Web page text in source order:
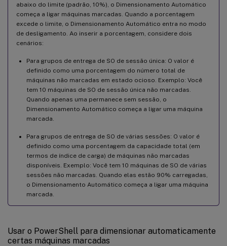
abaixo do limite (padrão, 10%), o Dimensionamento Automático
começa a ligar máquinas marcadas. Quando a porcentagem
excede o limite, o Dimensionamento Automático entra no modo
de desligamento. Ao inserir a porcentagem, considere dois
cenários:
Para grupos de entrega de SO de sessão única: O valor é
definido como uma porcentagem do número total de
máquinas não marcadas em estado ocioso. Exemplo: Você
tem 10 máquinas de SO de sessão única não marcadas.
Quando apenas uma permanece sem sessão, o
Dimensionamento Automático começa a ligar uma máquina
marcada.
Para grupos de entrega de SO de várias sessões: O valor é
definido como uma porcentagem da capacidade total (em
termos de índice de carga) de máquinas não marcadas
disponíveis. Exemplo: Você tem 10 máquinas de SO de várias
sessões não marcadas. Quando elas estão 90% carregadas,
o Dimensionamento Automático começa a ligar uma máquina
marcada.
Usar o PowerShell para dimensionar automaticamente
certas máquinas marcadas